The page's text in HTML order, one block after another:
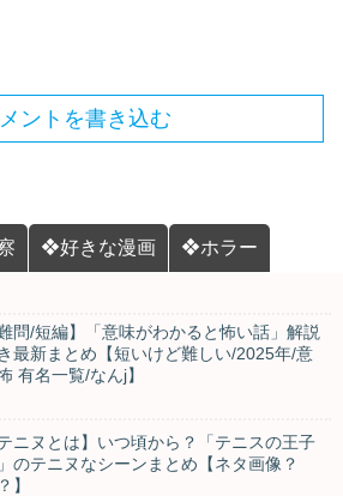
ントを書き込む
❖好きな漫画 ❖ホラー
難問/短編】「意味がわかると怖い話」解説
最新まとめ【短いけど難しい/2025年/意
有名一覧/なんj】
テニヌとは】いつ頃から？「テニスの王子
のテニヌなシーンまとめ【ネタ画像？
】